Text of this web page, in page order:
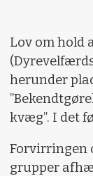
Lov om hold
herunder
kvæg”. I det
Forvirringen
grupper